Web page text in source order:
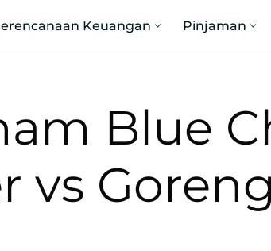
Keuangan Pinjaman
Blue
vs